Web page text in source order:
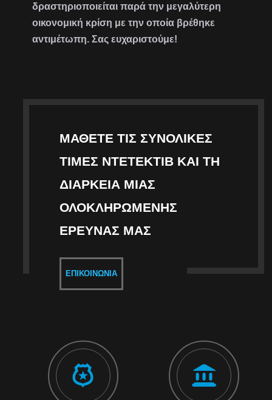
δραστηριοποιείται παρά την μεγαλύτερη
οικονομική κρίση με την οποία βρέθηκε
αντιμέτωπη. Σας ευχαριστούμε!
ΜΆΘΕΤΕ ΤΙΣ ΣΥΝΟΛΙΚΈΣ
ΤΙΜΈΣ ΝΤΕΤΈΚΤΙΒ ΚΑΙ ΤΗ
ΔΙΆΡΚΕΙΑ ΜΙΑΣ
ΟΛΟΚΛΗΡΩΜΈΝΗΣ
ΈΡΕΥΝΑΣ ΜΑΣ
ΕΠΙΚΟΙΝΩΝΊΑ